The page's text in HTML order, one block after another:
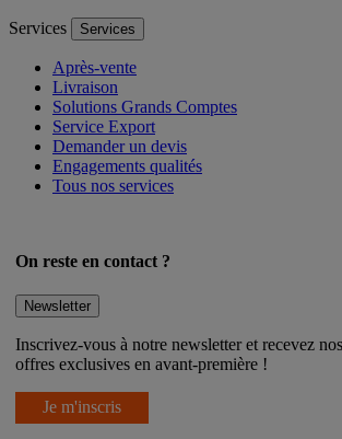
Services Services
Après-vente
Livraison
Solutions Grands Comptes
Service Export
Demander un devis
Engagements qualités
Tous nos services
On reste en contact ?
Newsletter
Inscrivez-vous à notre newsletter et recevez
offres exclusives en avant-première !
Je m'inscris